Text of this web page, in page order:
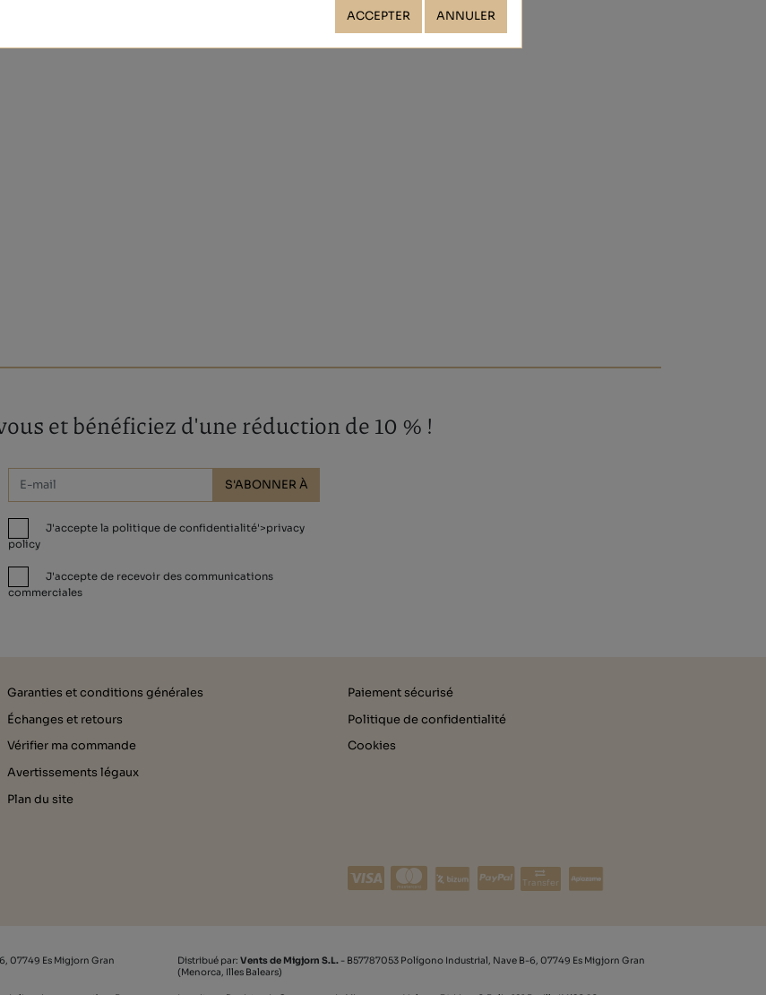
et bénéficiez d'une réduction de 10 % !
S'ABONNER À
J'accepte la politique de confidentialité'>privacy
policy
J'accepte de recevoir des communications
commerciales
Garanties et conditions générales
Échanges et retours
Vérifier ma commande
Avertissements légaux
Plan du site
Paiement sécurisé
Politique de confidentialité
Cookies
Transfer
07749 Es Migjorn Gran
Distribué par: Vents de Migjorn S.L. - B57787053 Polígono Industrial, Nave B-6, 07749 Es Migjorn Gran
(Menorca, Illes Balears)
ACCEPTER ANNULER